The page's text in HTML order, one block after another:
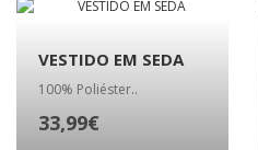
VESTIDO EM SEDA
100% Poliéster..
33,99€